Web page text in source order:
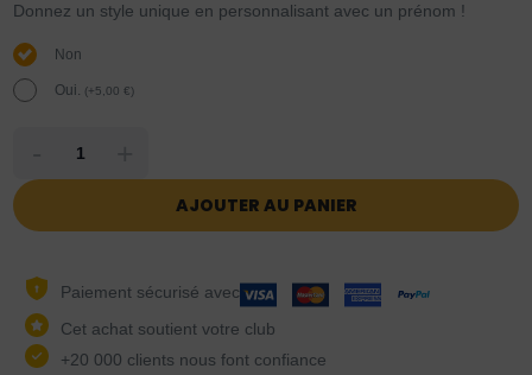
Donnez un style unique en personnalisant avec un prénom !
Non
Oui. (+5,00€)
AJOUTER AU PANIER
Paiement sécurisé avec
Cet achat soutient votre club
+20 000 clients nous font confiance